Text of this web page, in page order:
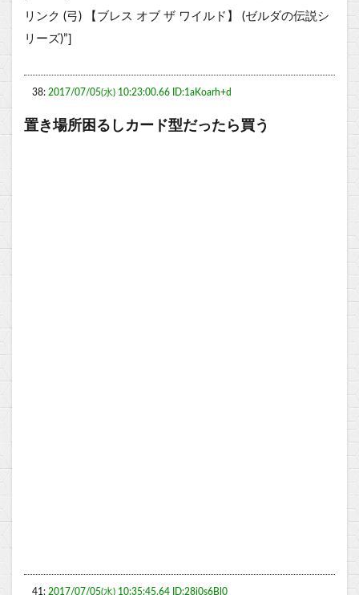
リンク (弓) 【ブレス オブ ザ ワイルド】 (ゼルダの伝説シ
リーズ)”]
38: 2017/07/05(水) 10:23:00.66 ID:1aKoarh+d
置き場所困るしカード型だったら買う
41: 2017/07/05(水) 10:35:45.64 ID:28i0s6Bl0